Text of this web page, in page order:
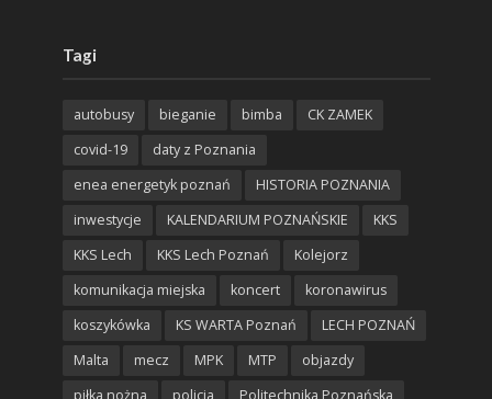
Tagi
autobusy bieganie bimba
CK ZAMEK
covid-19
daty z Poznania
enea energetyk poznań
HISTORIA POZNANIA
inwestycje
KALENDARIUM POZNAŃSKIE
KKS
KKS Lech
KKS Lech Poznań
Kolejorz
komunikacja miejska
koncert
koronawirus
koszykówka
KS WARTA Poznań
LECH POZNAŃ
Malta
mecz MPK MTP
objazdy